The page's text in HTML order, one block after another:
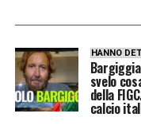
LA PLAYLIST
HANNO
svelo
della
calcio